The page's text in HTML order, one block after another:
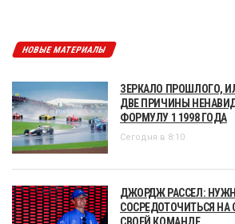
НОВЫЕ МАТЕРИАЛЫ
ЗЕРКАЛО ПРОШЛОГО,
ДВЕ ПРИЧИНЫ
ФОРМУЛУ 1 1998 ГОДА
Сегодня в 8:10
ДЖОРДЖ РАССЕЛ:
СОСРЕДОТОЧИТЬСЯ НА